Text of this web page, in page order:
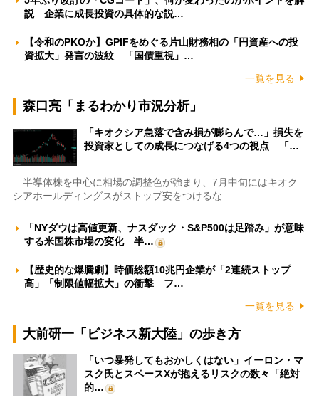
説 企業に成長投資の具体的な説…
【令和のPKOか】GPIFをめぐる片山財務相の「円資産への投
資拡大」発言の波紋 「国債重視」…
一覧を見る
森口亮「まるわかり市況分析」
「キオクシア急落で含み損が膨らんで…」損失を
投資家としての成長につなげる4つの視点 「…
半導体株を中心に相場の調整色が強まり、7月中旬にはキオク
シアホールディングスがストップ安をつけるな…
「NYダウは高値更新、ナスダック・S&P500は足踏み」が意味
する米国株市場の変化 半…
【歴史的な爆騰劇】時価総額10兆円企業が「2連続ストップ
高」「制限値幅拡大」の衝撃 フ…
一覧を見る
大前研一「ビジネス新大陸」の歩き方
「いつ暴発してもおかしくはない」イーロン・マ
スク氏とスペースXが抱えるリスクの数々「絶対
的…